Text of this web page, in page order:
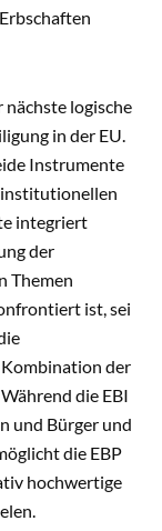
nächste logische
in der EU.
Instrumente
institutionellen
integriert
der
Themen
ist, sei
der
die EBI
und Bürger und
die EBP
hochwertige